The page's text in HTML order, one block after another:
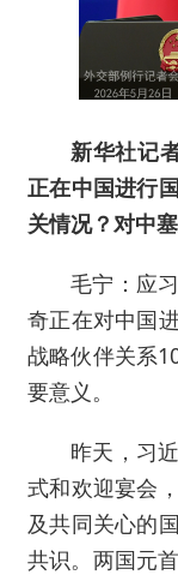
新华社记
正在中国进行
关情况？对中
毛宁：应
奇正在对中国
战略伙伴关系
要意义。
昨天，习
式和欢迎宴会
及共同关心的
共识。两国元